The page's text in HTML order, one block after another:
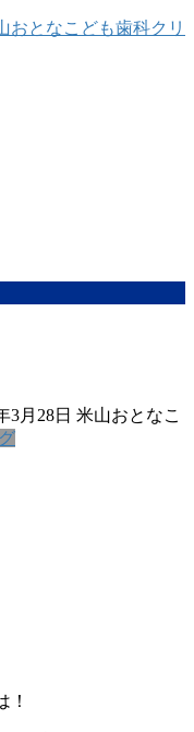
3月28日 米山おとなこ
！